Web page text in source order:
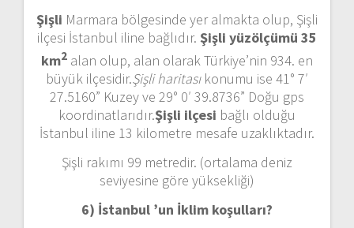
Şişli Marmara bölgesinde yer almakta olup, Şişli
ilçesi İstanbul iline bağlıdır. Şişli yüzölçümü 35
km2 alan olup, alan olarak Türkiye’nin 934. en
büyük ilçesidir.Şişli haritasıkonumu ise 41° 7′
27.5160” Kuzey ve 29° 0′ 39.8736” Doğu gps
koordinatlarıdır.Şişli ilçesi bağlı olduğu
İstanbul iline 13 kilometre mesafe uzaklıktadır.
Şişli rakımı 99 metredir. (ortalama deniz
seviyesine göre yüksekliği)
6) İstanbul ’un İklim koşulları?